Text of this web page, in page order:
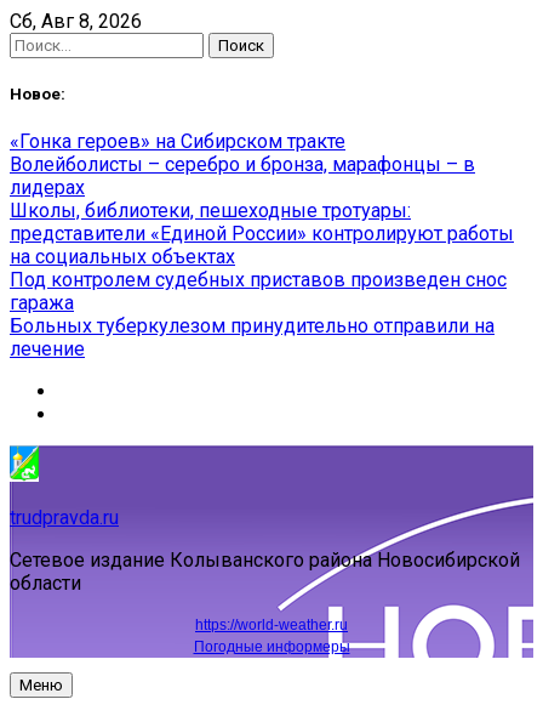
Skip
to
content
Сб, Авг 8, 2026
Найти:
Новое:
«Гонка героев» на Сибирском тракте
Волейболисты – серебро и бронза, марафонцы – в
лидерах
Школы, библиотеки, пешеходные тротуары:
представители «Единой России» контролируют работы
на социальных объектах
Под контролем судебных приставов произведен снос
гаража
Больных туберкулезом принудительно отправили на
лечение
trudpravda.ru
Сетевое издание Колыванского района Новосибирской
области
https://world-weather.ru
Погодные информеры
Меню